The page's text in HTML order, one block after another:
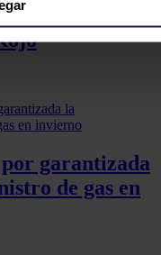
activamente
digitales)
en cualquier
para personalizar el
redes sociales y
sobre el uso que
sociales,
de
garantizada
de gas en